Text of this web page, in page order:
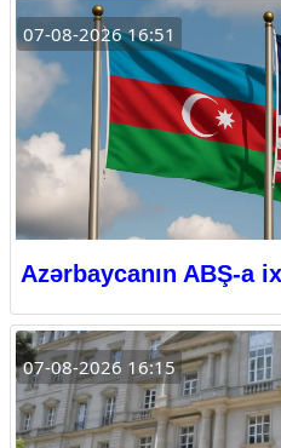
07-08-2026 16:51
Azərbaycanın ABŞ-a
07-08-2026 16:15